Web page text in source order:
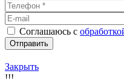
Соглашаюсь с
Закрыть